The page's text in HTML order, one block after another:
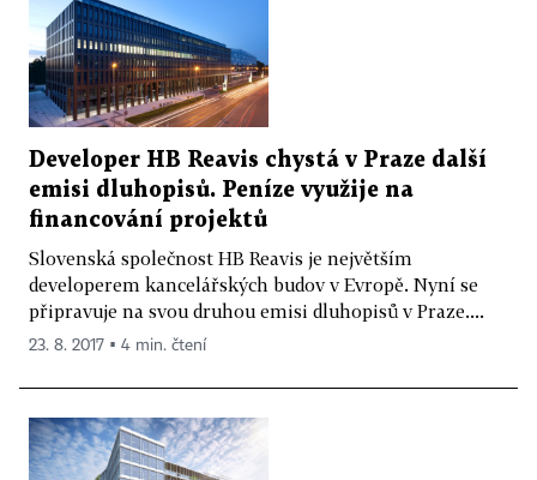
Developer HB Reavis chystá v Praze další
emisi dluhopisů. Peníze využije na
financování projektů
Slovenská společnost HB Reavis je největším
developerem kancelářských budov v Evropě. Nyní se
připravuje na svou druhou emisi dluhopisů v Praze....
23. 8. 2017 ▪ 4 min. čtení